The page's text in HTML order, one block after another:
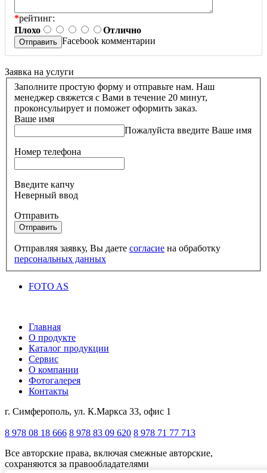
*рейтинг:
Плохо
Отлично
Facebook комментарии
Заявка на услуги
Заполните простую форму и отправьте нам. Наш
менеджер свяжется с Вами в течение 20 минут,
проконсульирует и поможет оформить заказ.
Ваше имя
Пожалуйста введите Ваше имя
Номер телефона
Введите капчу
Неверный ввод
Отправить
Отправить
Отправляя заявку, Вы даете согласие на обработку
персональных данных
FOTO AS
Главная
О продукте
Каталог продукции
Сервис
О компании
Фотогалерея
Контакты
г. Симферополь, ул. К.Маркса 33, офис 1
8 978 08 18 666 8 978 83 09 620 8 978 71 77 713
Все авторские права, включая смежные авторские,
сохраняются за правообладателями